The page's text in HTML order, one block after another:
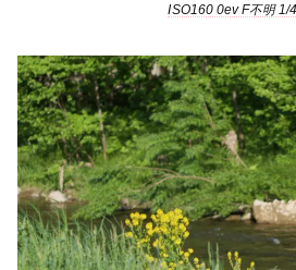
ISO160 0ev F不明 1/